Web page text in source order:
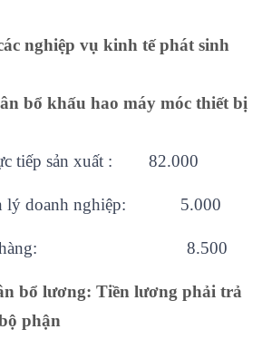
nghiệp vụ kinh tế phát sinh
bổ khấu hao máy móc thiết bị
tiếp sản xuất : 82.000
lý doanh nghiệp: 5.000
bán hàng: 8.500
bổ lương: Tiền lương phải trả
phận